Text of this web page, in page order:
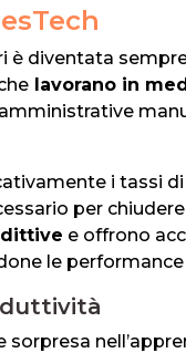
è diventata
lavorano in
i tassi
per
e offrono
le